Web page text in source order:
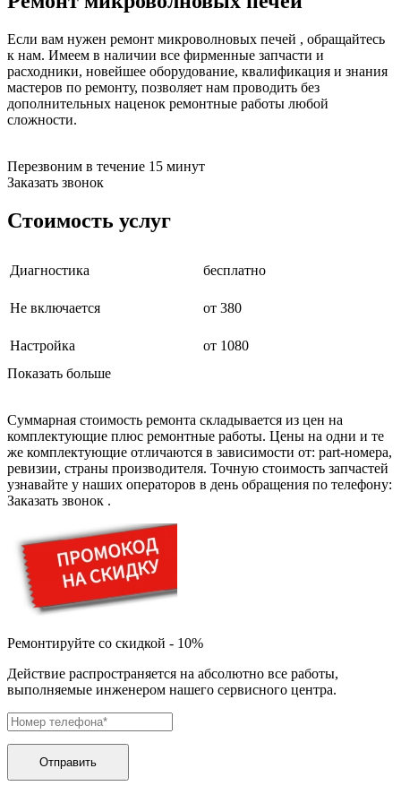
бензоножниц
бензорезов
бензорезов
беспроводных систем мониторинга
беспроводных систем презентаций
бетоноломов
биговщиков
биноклей
блендеров
блоков автоматики насосов
блоков охлаждения
блоков управления
брудеров
буклетмейкеров
бутербродниц
cd проигрывателей
cd ресиверов
cd транспортов
чаеварок
часов настенных
чебуречниц
чековых принтеров
чиллеров
дальномеров
дарсонвалей
датчиков качества воздуха
датчиков температуры
дегидраторов
депиляторов
дестратификаторов
Если вам нужен ремонт микроволновых печей , обращайтесь
к нам. Имеем в наличии все фирменные запчасти и
расходники, новейшее оборудование, квалификация и знания
мастеров по ремонту, позволяет нам проводить без
дополнительных наценок ремонтные работы любой
сложности.
Перезвоним в течение 15 минут
Заказать звонок
Стоимость услуг
Диагностика бесплатно
Не включается от 380
Настройка
от 1080
Показать больше
Суммарная стоимость ремонта складывается из цен на
комплектующие плюс ремонтные работы. Цены на одни и те
же комплектующие отличаются в зависимости от: part-номера,
ревизии, страны производителя. Точную стоимость запчастей
узнавайте у наших операторов в день обращения по телефону:
Заказать звонок .
Ремонтируйте со скидкой - 10%
Действие распространяется на абсолютно все работы,
выполняемые инженером нашего сервисного центра.
Отправить